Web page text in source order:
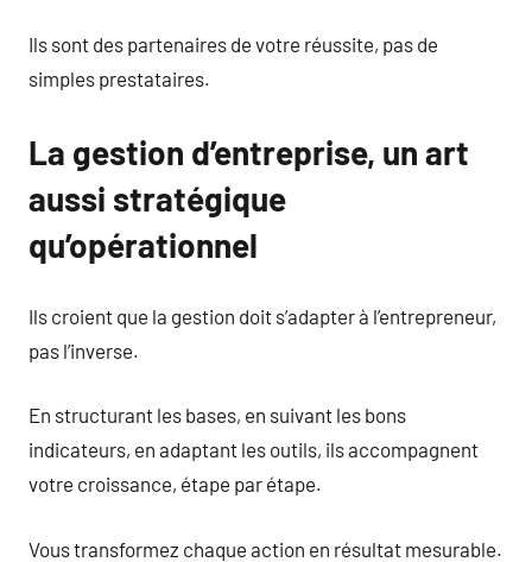
Ils sont des partenaires de votre réussite, pas de
simples prestataires.
La gestion d’entreprise, un art
aussi stratégique
qu’opérationnel
Ils croient que la gestion doit s’adapter à l’entrepreneur,
pas l’inverse.
En structurant les bases, en suivant les bons
indicateurs, en adaptant les outils, ils accompagnent
votre croissance, étape par étape.
Vous transformez chaque action en résultat mesurable.